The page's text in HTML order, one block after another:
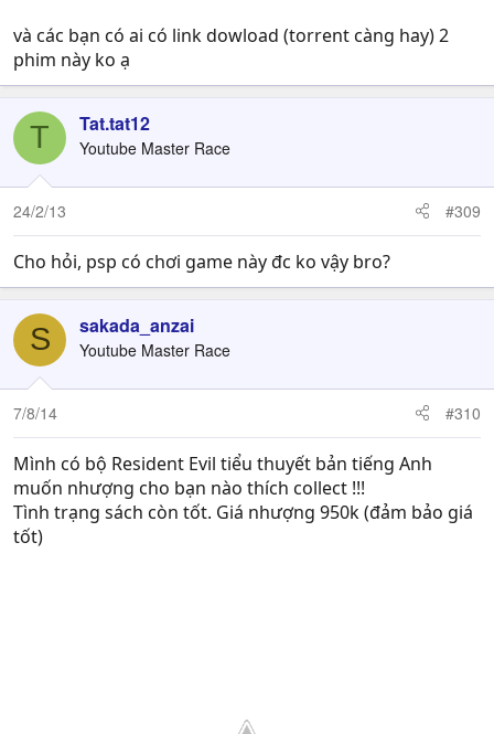
và các bạn có ai có link dowload (torrent càng hay) 2
phim này ko ạ
T Tat.tat12
Youtube Master Race
24/2/13 #309
Cho hỏi, psp có chơi game này đc ko vậy bro?
S sakada_anzai
Youtube Master Race
7/8/14 #310
Mình có bộ Resident Evil tiểu thuyết bản tiếng Anh
muốn nhượng cho bạn nào thích collect !!!
Tình trạng sách còn tốt. Giá nhượng 950k (đảm bảo giá
tốt)